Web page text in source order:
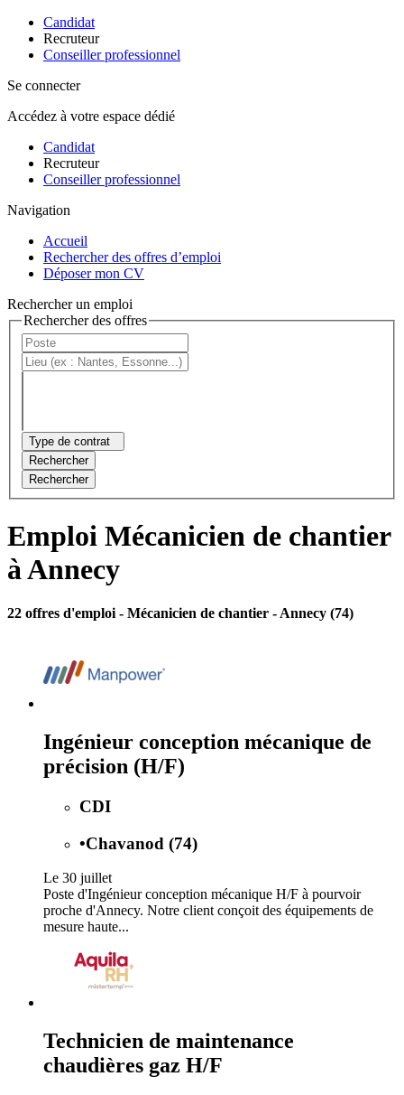
Candidat
Recruteur
Conseiller professionnel
Se connecter
Accédez à votre espace dédié
Candidat
Recruteur
Conseiller professionnel
Navigation
Accueil
Rechercher des offres d’emploi
Déposer mon CV
Rechercher un emploi
Rechercher des offres
Type de contrat
Rechercher
Rechercher
Emploi Mécanicien de chantier
à Annecy
22 offres d'emploi - Mécanicien de chantier - Annecy (74)
Ingénieur conception mécanique de
précision (H/F)
CDI
•Chavanod (74)
Le 30 juillet
Poste d'Ingénieur conception mécanique H/F à pourvoir
proche d'Annecy. Notre client conçoit des équipements de
mesure haute...
Technicien de maintenance
chaudières gaz H/F